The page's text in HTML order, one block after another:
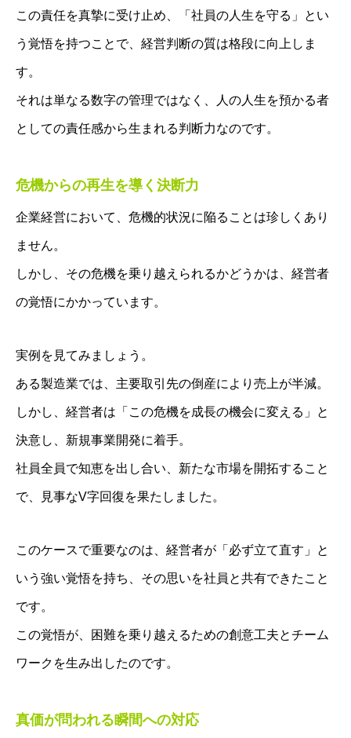
この責任を真摯に受け止め、「社員の人生を守る」とい
う覚悟を持つことで、経営判断の質は格段に向上しま
す。
それは単なる数字の管理ではなく、人の人生を預かる者
としての責任感から生まれる判断力なのです。
危機からの再生を導く決断力
企業経営において、危機的状況に陥ることは珍しくあり
ません。
しかし、その危機を乗り越えられるかどうかは、経営者
の覚悟にかかっています。
実例を見てみましょう。
ある製造業では、主要取引先の倒産により売上が半減。
しかし、経営者は「この危機を成長の機会に変える」と
決意し、新規事業開発に着手。
社員全員で知恵を出し合い、新たな市場を開拓すること
で、見事なV字回復を果たしました。
このケースで重要なのは、経営者が「必ず立て直す」と
いう強い覚悟を持ち、その思いを社員と共有できたこと
です。
この覚悟が、困難を乗り越えるための創意工夫とチーム
ワークを生み出したのです。
真価が問われる瞬間への対応